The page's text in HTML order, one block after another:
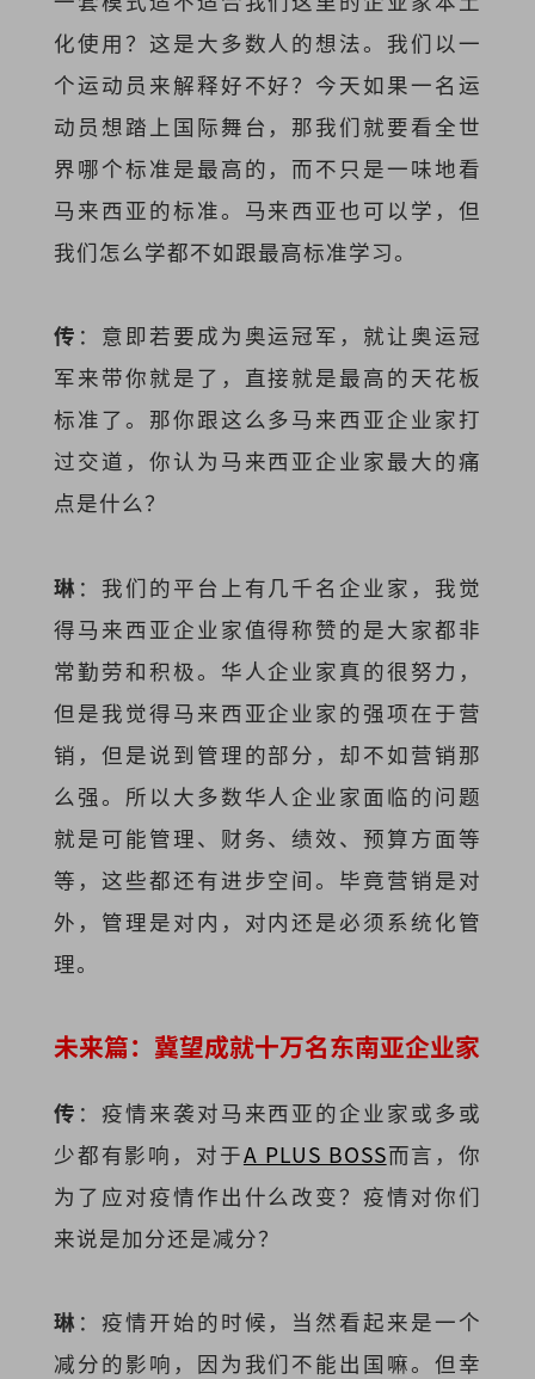
化使用？这是大多数人的想法。我们以一
个运动员来解释好不好？今天如果一名运
动员想踏上国际舞台，那我们就要看全世
界哪个标准是最高的，而不只是一味地看
马来西亚的标准。马来西亚也可以学，但
我们怎么学都不如跟最高标准学习。
传 ：意即若要成为奥运冠军，就让奥运冠
军来带你就是了，直接就是最高的天花板
标准了。那你跟这么多马来西亚企业家打
过交道，你认为马来西亚企业家最大的痛
点是什么？
琳 ：我们的平台上有几千名企业家，我觉
得马来西亚企业家值得称赞的是大家都非
常勤劳和积极。华人企业家真的很努力，
但是我觉得马来西亚企业家的强项在于营
销，但是说到管理的部分，却不如营销那
么强。所以大多数华人企业家面临的问题
就是可能管理、财务、绩效、预算方面等
等，这些都还有进步空间。毕竟营销是对
外，管理是对内，对内还是必须系统化管
理。
未来篇：冀望成就十万名东南亚企业家
传 ：疫情来袭对马来西亚的企业家或多或
少都有影响，对于A PLUS BOSS而言，你
为了应对疫情作出什么改变？疫情对你们
来说是加分还是减分？
琳 ：疫情开始的时候，当然看起来是一个
减分的影响，因为我们不能出国嘛。但幸